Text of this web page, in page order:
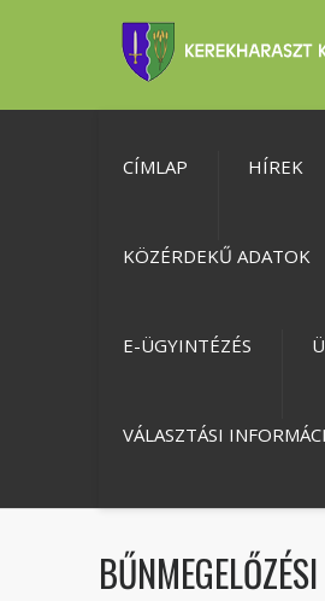
CÍMLAP HÍREK
KÖZÉRDEKŰ ADATOK
E-ÜGYINTÉZÉS
VÁLASZTÁSI